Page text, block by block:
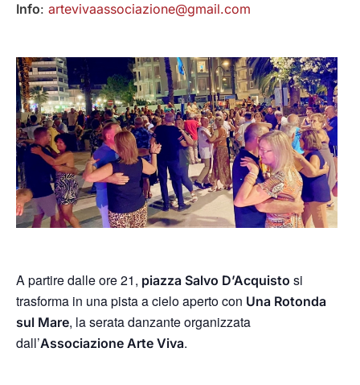
Info:artevivaassociazione@gmail.com
A partire dalle ore 21, piazza Salvo D’Acquisto si
trasforma in una pista a cielo aperto con Una Rotonda
sul Mare, la serata danzante organizzata
dall’Associazione Arte Viva.